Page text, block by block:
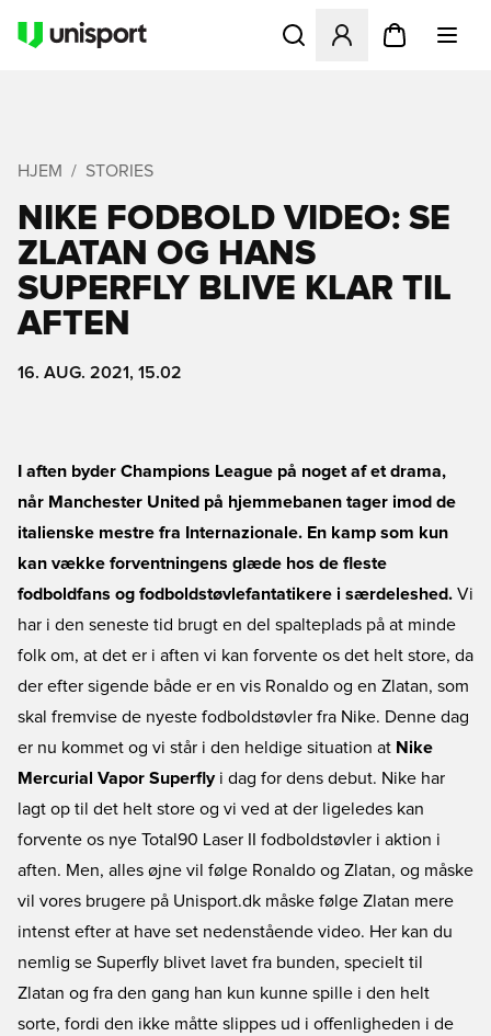
Åbner en Modal til at
HJEM STORIES
NIKE FODBOLD VIDEO: SE
ZLATAN OG HANS
SUPERFLY BLIVE KLAR TIL
AFTEN
16. AUG. 2021, 15.02
I aften byder Champions League på noget af et drama,
når Manchester United på hjemmebanen tager imod de
italienske mestre fra Internazionale. En kamp som kun
kan vække forventningens glæde hos de fleste
fodboldfans og fodboldstøvlefantatikere i særdeleshed. Vi
har i den seneste tid brugt en del spalteplads på at minde
folk om, at det er i aften vi kan forvente os det helt store, da
der efter sigende både er en vis Ronaldo og en Zlatan, som
skal fremvise de nyeste fodboldstøvler fra Nike. Denne dag
er nu kommet og vi står i den heldige situation at Nike
Mercurial Vapor Superflyi dag for dens debut. Nike har
lagt op til det helt store og vi ved at der ligeledes kan
forvente os nye Total90 Laser II fodboldstøvler i aktion i
aften. Men, alles øjne vil følge Ronaldo og Zlatan, og måske
vil vores brugere på Unisport.dk måske følge Zlatan mere
intenst efter at have set nedenstående video. Her kan du
nemlig se Superfly blivet lavet fra bunden, specielt til
Zlatan og fra den gang han kun kunne spille i den helt
sorte, fordi den ikke måtte slippes ud i offenligheden i de